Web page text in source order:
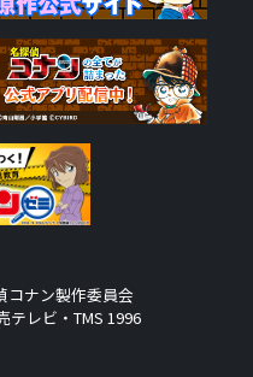
コナン製作委員会
レビ・TMS 1996